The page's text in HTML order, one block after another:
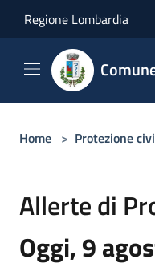
Regione Lombardia
Home > Protezione
Allerte di
Oggi, 9